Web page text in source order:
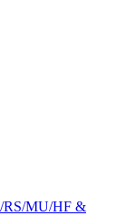
RS/MU/HF &